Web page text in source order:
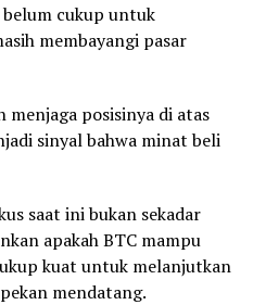
cukup untuk
membayangi pasar
posisinya di atas
sinyal bahwa minat beli
saat ini bukan sekadar
apakah BTC mampu
kuat untuk melanjutkan
mendatang.